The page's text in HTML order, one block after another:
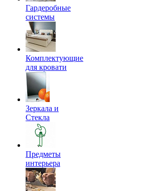
Гардеробные
системы
Комплектующие
для кровати
Зеркала и
Стекла
Предметы
интерьера